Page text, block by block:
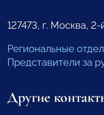
127473, г. Москва,
Региональные
Представители за
Другие